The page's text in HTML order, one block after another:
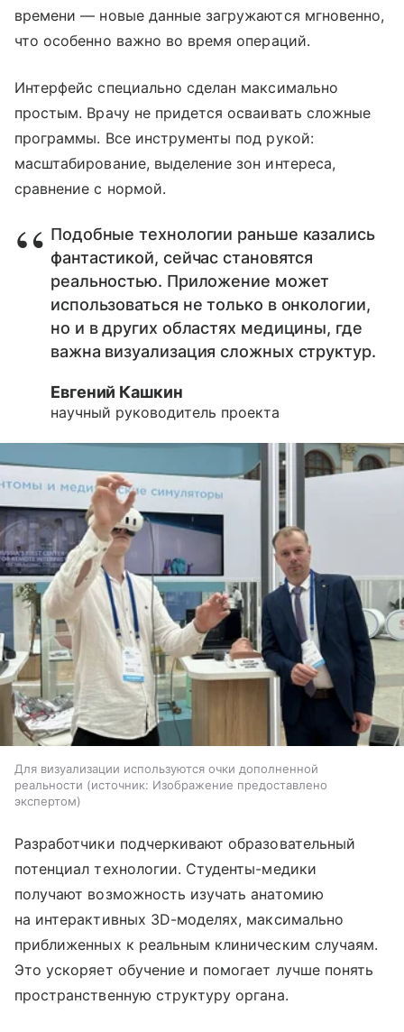
времени — новые данные загружаются мгновенно,
что особенно важно во время операций.
Интерфейс специально сделан максимально
простым. Врачу не придется осваивать сложные
программы. Все инструменты под рукой:
масштабирование, выделение зон интереса,
сравнение с нормой.
Подобные технологии раньше казались
фантастикой, сейчас становятся
реальностью. Приложение может
использоваться не только в онкологии,
но и в других областях медицины, где
важна визуализация сложных структур.
Евгений Кашкин
научный руководитель проекта
Для визуализации используются очки дополненной
реальности
источник: Изображение предоставлено
экспертом
Разработчики подчеркивают образовательный
потенциал технологии. Студенты-медики
получают возможность изучать анатомию
на интерактивных 3D-моделях, максимально
приближенных к реальным клиническим случаям.
Это ускоряет обучение и помогает лучше понять
пространственную структуру органа.